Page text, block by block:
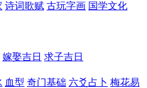
诗词歌赋 古玩字画 国学文化
嫁娶吉日 求子吉日
血型 奇门基础 六爻占卜 梅花易